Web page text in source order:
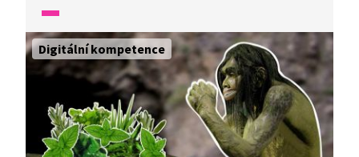
od jejího původu až po dnešní nové recepty, se
dozvíme v dnešním díle pořadu "My se máme".
Digitální kompetence